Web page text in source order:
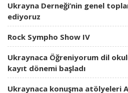
Ukrayna Derneği’nin genel
ediyoruz
Rock Sympho Show IV
Ukraynaca Öğreniyorum dil
kayıt dönemi başladı
Ukraynaca konuşma atölyeleri